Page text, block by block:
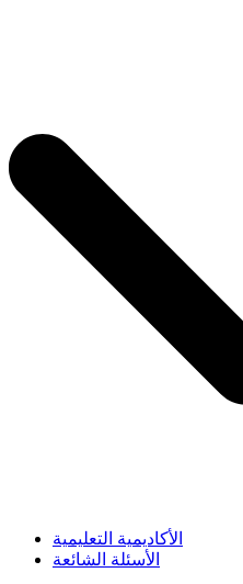
الأكاديمية التعليمية
الأسئلة الشائعة